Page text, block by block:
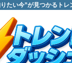
たい今”が見つかるトレ